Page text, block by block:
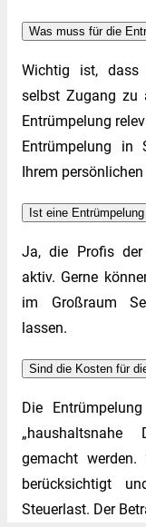
Was muss für die
Wichtig ist, dass
selbst Zugang zu
Entrümpelung
Entrümpelung in
Ihrem persönlichen
Ist eine
Ja, die Profis der
aktiv. Gerne
im Großraum
lassen.
Sind die Kosten für
Die
„haushaltsnahe
gemacht werden.
berücksichtigt
Steuerlast. Der